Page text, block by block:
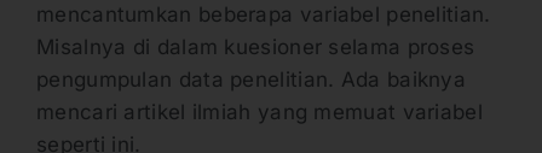
mencantumkan beberapa variabel penelitian.
Misalnya di dalam kuesioner selama proses
pengumpulan data penelitian. Ada baiknya
mencari artikel ilmiah yang memuat variabel
seperti ini.